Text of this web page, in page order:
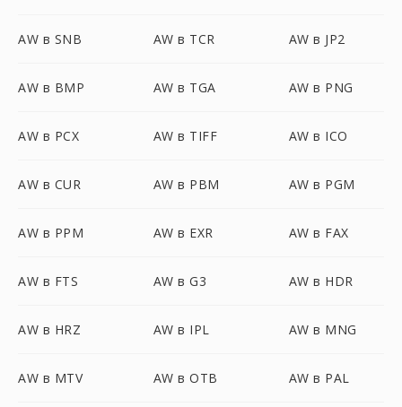
AW в SNB AW в TCR AW в JP2
AW в BMP AW в TGA AW в PNG
AW в PCX AW в TIFF AW в ICO
AW в CUR AW в PBM AW в PGM
AW в PPM AW в EXR AW в FAX
AW в FTS AW в G3 AW в HDR
AW в HRZ AW в IPL AW в MNG
AW в MTV AW в OTB AW в PAL